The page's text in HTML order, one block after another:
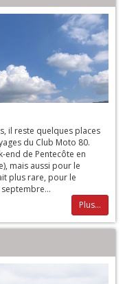
il reste quelques places
du Club Moto 80.
end de Pentecôte en
mais aussi pour le
plus rare, pour le
Plus...